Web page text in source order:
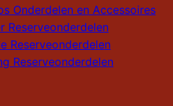
Onderdelen en Accessoires
Reserveonderdelen
Reserveonderdelen
Reserveonderdelen